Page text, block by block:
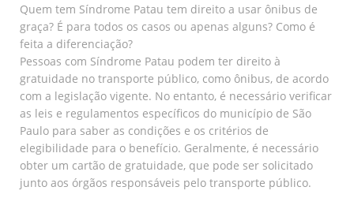
Quem tem Síndrome Patau tem direito a usar ônibus de
graça? É para todos os casos ou apenas alguns? Como é
feita a diferenciação?
Pessoas com Síndrome Patau podem ter direito à
gratuidade no transporte público, como ônibus, de acordo
com a legislação vigente. No entanto, é necessário verificar
as leis e regulamentos específicos do município de São
Paulo para saber as condições e os critérios de
elegibilidade para o benefício. Geralmente, é necessário
obter um cartão de gratuidade, que pode ser solicitado
junto aos órgãos responsáveis pelo transporte público.